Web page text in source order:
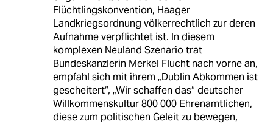
Flüchtlingskonvention, Haager
Landkriegsordnung völkerrechtlich zur deren
Aufnahme verpflichtet ist. In diesem
komplexen Neuland Szenario trat
Bundeskanzlerin Merkel Flucht nach vorne an,
empfahl sich mit ihrem „Dublin Abkommen ist
gescheitert“, „Wir schaffen das“ deutscher
Willkommenskultur 800 000 Ehrenamtlichen,
diese zum politischen Geleit zu bewegen,